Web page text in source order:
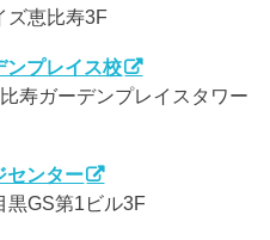
ズ恵比寿3F
ンプレイス校
寿ガーデンプレイスタワー
センター
黒GS第1ビル3F